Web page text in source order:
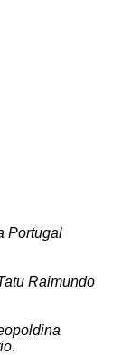
Portugal
Raimundo
.